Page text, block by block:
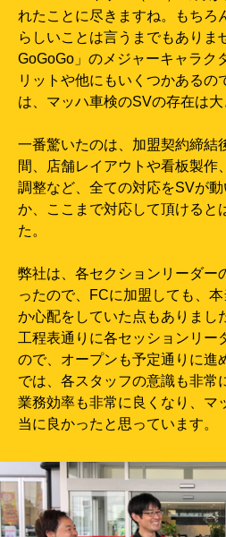
れたことに尽きますね。もちろ
らしいことは言うまでもありま
GoGoGo」のメジャーキャラク
リットや他にもいくつかあるの
は、マッハ車検のSVの存在は大
一番驚いたのは、加盟契約締結
間、店舗レイアウトや看板製作
調整など、全ての対応をSVが
か、ここまで対応して頂けると
た。
弊社は、各セクションリーダー
ったので、FCに加盟しても、
か心配をしていた点もありまし
工程表通りに各セッションリー
ので、オープンも予定通りに進
では、各スタッフの意識も非常
業務効率も非常に良くなり、マ
当に良かったと思っています。